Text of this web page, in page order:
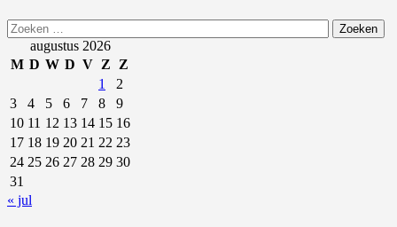
Zoeken
naar:augustus 2026
M D W D V Z
Z
1
2
3
4 5 6 7 8
9
10 11 12 13 14 15 16
17 18 19 20 21 22 23
24 25 26 27 28 29 30
31
« jul